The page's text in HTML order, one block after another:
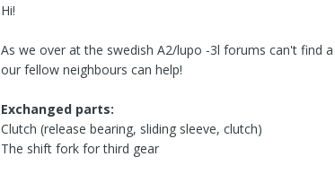
Hi!
As we over at the swedish A2/lupo -3l forums can't find
our fellow neighbours can help!
Exchanged parts:
Clutch (release bearing, sliding sleeve, clutch)
The shift fork for third gear